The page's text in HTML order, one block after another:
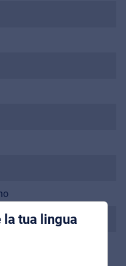
la tua lingua
& bands |
| System